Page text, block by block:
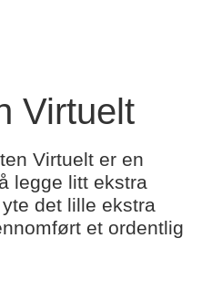
Virtuelt
Virtuelt er en
legge litt ekstra
det lille ekstra
et ordentlig